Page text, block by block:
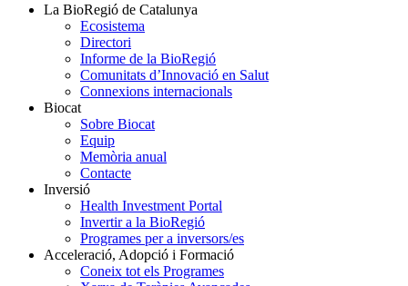
La BioRegió de Catalunya
Ecosistema
Directori
Informe de la BioRegió
Comunitats d’Innovació en Salut
Connexions internacionals
Biocat
Sobre Biocat
Equip
Memòria anual
Contacte
Inversió
Health Investment Portal
Invertir a la BioRegió
Programes per a inversors/es
Acceleració, Adopció i Formació
Coneix tot els Programes